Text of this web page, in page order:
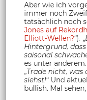
Aber wie ich
immer noch
tatsächlich noch
Jones auf
Elliott-Wellen?“). „
Hintergrund,
saisonal
es unter
„Trade nicht, was
siehst!“ Und
bullish. Mal